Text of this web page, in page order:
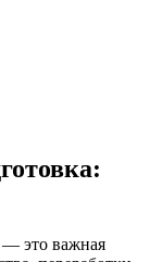
это важная